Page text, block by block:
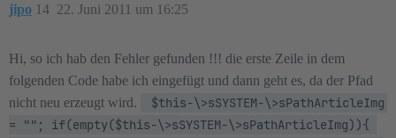
jipo 22. Juni 2011 um 16:25
14
Hi, so ich hab den Fehler gefunden !!! die erste Zeile in dem
folgenden Code habe ich eingefügt und dann geht es, da der Pfad
nicht neu erzeugt wird.
$this-\>sSYSTEM-\>sPathArticleImg
= ""; if(empty($this-\>sSYSTEM-\>sPathArticleImg)){